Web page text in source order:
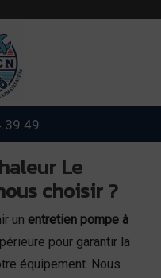
Le
choisir ?
un entretien pompe à
pour garantir la
équipement. Nous